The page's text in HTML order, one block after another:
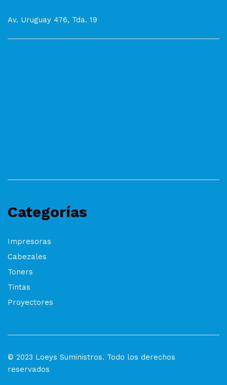
Av. Uruguay 476, Tda. 19
Categorías
Impresoras
Cabezales
Toners
Tintas
Proyectores
© 2023 Loeys Suministros. Todo los derechos
reservados